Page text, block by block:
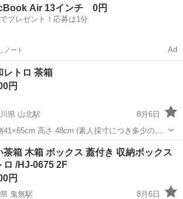
Air 13インチ 0円
プレゼント！応募は1分
ノート Ad
レトロ 茶箱
円
県 山北駅
8月6日
採寸につき多少の誤
キ？が貼ってあります お話が早い方 3N
山北駅 収納家具 茶箱
茶箱 木箱 ボックス 蓋付き 収納ボックス
ロ /HJ-0675 2F
円
鬼無駅
8月6日